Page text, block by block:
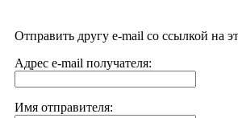
Отправить другу e-mail со ссылкой на
Адрес e-mail получателя:
Имя отправителя: